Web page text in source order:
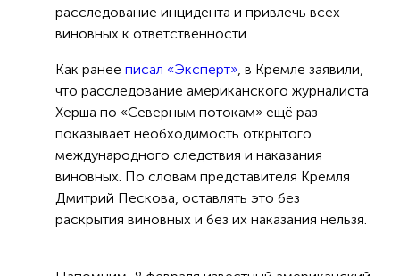
расследование инцидента и привлечь всех
виновных к ответственности.
Как ранее писал «Эксперт», в Кремле заявили,
что расследование американского журналиста
Херша по «Северным потокам» ещё раз
показывает необходимость открытого
международного следствия и наказания
виновных. По словам представителя Кремля
Дмитрий Пескова, оставлять это без
раскрытия виновных и без их наказания нельзя.